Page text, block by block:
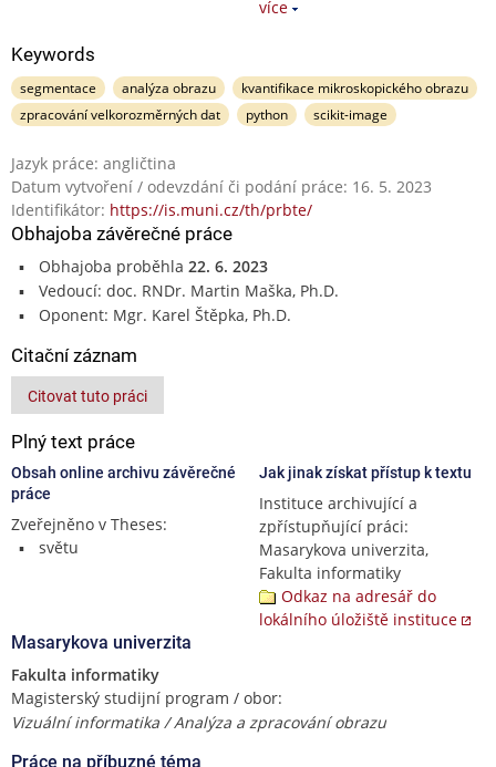
více
Keywords
segmentace analýza obrazu
kvantifikace mikroskopického obrazu
zpracování velkorozměrných dat
python scikit-image
Jazyk práce: angličtina
Datum vytvoření / odevzdání či podání práce: 16. 5. 2023
Identifikátor: https://is.muni.cz/th/prbte/
Obhajoba závěrečné práce
Obhajoba proběhla 22. 6. 2023
Vedoucí: doc. RNDr. Martin Maška, Ph.D.
Oponent: Mgr. Karel Štěpka, Ph.D.
Citační záznam
Citovat tuto práci
Plný text práce
Obsah online archivu závěrečné
práce
Zveřejněno v Theses:
světu
Jak jinak získat přístup k textu
Instituce archivující a
zpřístupňující práci:
Masarykova univerzita,
Fakulta informatiky
Odkaz na adresář do
lokálního úložiště instituce
Masarykova univerzita
Fakulta informatiky
Magisterský studijní program / obor:
Vizuální informatika / Analýza a zpracování obrazu
Práce na příbuzné téma